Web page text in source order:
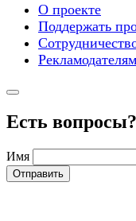
О проекте
Поддержать
Рекламодателям
Есть
Имя